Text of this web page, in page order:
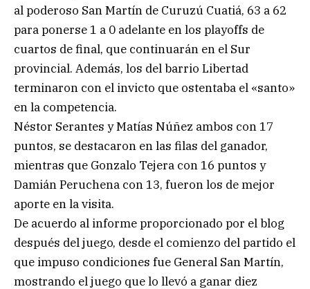
al poderoso San Martín de Curuzú Cuatiá, 63 a 62
para ponerse 1 a 0 adelante en los playoffs de
cuartos de final, que continuarán en el Sur
provincial. Además, los del barrio Libertad
terminaron con el invicto que ostentaba el «santo»
en la competencia.
Néstor Serantes y Matías Núñez ambos con 17
puntos, se destacaron en las filas del ganador,
mientras que Gonzalo Tejera con 16 puntos y
Damián Peruchena con 13, fueron los de mejor
aporte en la visita.
De acuerdo al informe proporcionado por el blog
después del juego, desde el comienzo del partido el
que impuso condiciones fue General San Martín,
mostrando el juego que lo llevó a ganar diez